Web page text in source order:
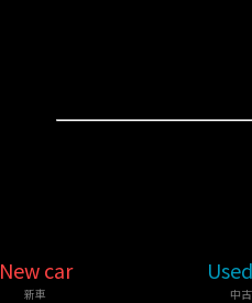
New car
新車 中